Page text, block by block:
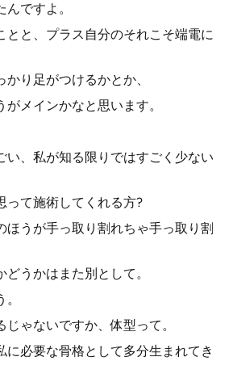
ですよ。
とと、プラス自分のそれこそ端電に
り足がつけるかとか、
メインかなと思います。
い、私が知る限りではすごく少ない
って施術してくれる方?
ほうが手っ取り割れちゃ手っ取り割
うかはまた別として。
ゃないですか、体型って。
に必要な骨格として多分生まれてき